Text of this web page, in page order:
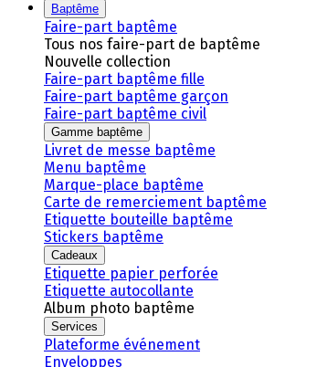
Baptême
Faire-part baptême
Tous nos faire-part de baptême
Nouvelle collection
Faire-part baptême fille
Faire-part baptême garçon
Faire-part baptême civil
Gamme baptême
Livret de messe baptême
Menu baptême
Marque-place baptême
Carte de remerciement baptême
Etiquette bouteille baptême
Stickers baptême
Cadeaux
Etiquette papier perforée
Etiquette autocollante
Album photo baptême
Services
Plateforme événement
Enveloppes